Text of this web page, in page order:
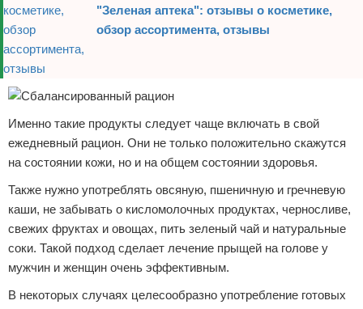
"Зеленая аптека": отзывы о косметике,
обзор ассортимента, отзывы
Именно такие продукты следует чаще включать в свой
ежедневный рацион. Они не только положительно скажутся
на состоянии кожи, но и на общем состоянии здоровья.
Также нужно употреблять овсяную, пшеничную и гречневую
каши, не забывать о кисломолочных продуктах, черносливе,
свежих фруктах и овощах, пить зеленый чай и натуральные
соки. Такой подход сделает лечение прыщей на голове у
мужчин и женщин очень эффективным.
В некоторых случаях целесообразно употребление готовых